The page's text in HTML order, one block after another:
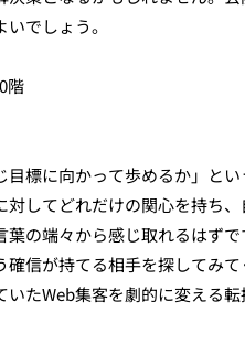
でしょう。
階
標に向かって歩めるか」と
してどれだけの関心を持ち
の端々から感じ取れるはず
信が持てる相手を探してみ
たWeb集客を劇的に変える転